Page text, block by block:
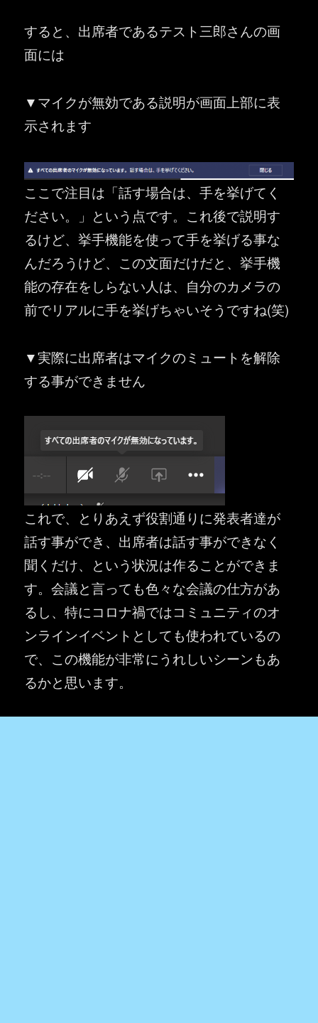
すると、出席者であるテスト三郎さんの画
面には
▼マイクが無効である説明が画面上部に表
示されます
ここで注目は「話す場合は、手を挙げてく
ださい。」という点です。これ後で説明す
るけど、挙手機能を使って手を挙げる事な
んだろうけど、この文面だけだと、挙手機
能の存在をしらない人は、自分のカメラの
前でリアルに手を挙げちゃいそうですね(笑)
▼実際に出席者はマイクのミュートを解除
する事ができません
これで、とりあえず役割通りに発表者達が
話す事ができ、出席者は話す事ができなく
聞くだけ、という状況は作ることができま
す。会議と言っても色々な会議の仕方があ
るし、特にコロナ禍ではコミュニティのオ
ンラインイベントとしても使われているの
で、この機能が非常にうれしいシーンもあ
るかと思います。